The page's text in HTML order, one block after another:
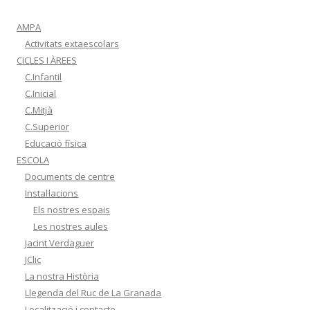
AMPA
Activitats extaescolars
CICLES I ÀREES
C.Infantil
C.Inicial
C.Mitjà
C.Superior
Educació física
ESCOLA
Documents de centre
Instal·lacions
Els nostres espais
Les nostres aules
Jacint Verdaguer
JClic
La nostra Història
Llegenda del Ruc de La Granada